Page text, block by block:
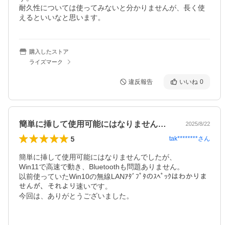
耐久性については使ってみないと分かりませんが、長く使
えるといいなと思います。
購入したストア
ライズマーク
違反報告 いいね 0
簡単に挿して使用可能にはなりませんでし… 2025/8/22
5 tak********さん
簡単に挿して使用可能にはなりませんでしたが、
Win11で高速で動き、Bluetoothも問題ありません。
以前使っていたWin10の無線LANｱﾀﾞﾌﾟﾀのｽﾍﾟｯｸはわかりま
せんが、それより速いです。
今回は、ありがとうございました。